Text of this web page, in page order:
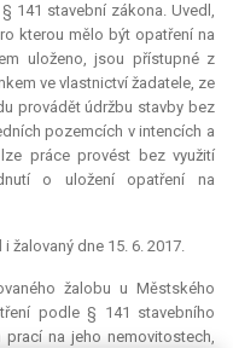
141 stavební zákona. Uvedl,
kterou mělo být opatření na
uloženo, jsou přístupné z
ve vlastnictví žadatele, ze
provádět údržbu stavby bez
pozemcích v intencích a
práce provést bez využití
o uložení opatření na
žalovaný dne 15. 6. 2017.
žalobu u Městského
podle § 141 stavebního
na jeho nemovitostech,